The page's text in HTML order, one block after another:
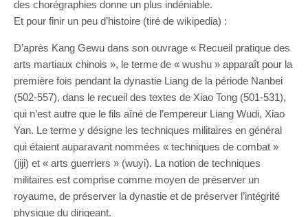
des chorégraphies donne un plus indéniable.
Et pour finir un peu d’histoire (tiré de wikipedia) :
D’après Kang Gewu dans son ouvrage « Recueil pratique des
arts martiaux chinois », le terme de « wushu » apparaît pour la
première fois pendant la dynastie Liang de la période Nanbei
(502-557), dans le recueil des textes de Xiao Tong (501-531),
qui n’est autre que le fils aîné de l’empereur Liang Wudi, Xiao
Yan. Le terme y désigne les techniques militaires en général
qui étaient auparavant nommées « techniques de combat »
(jiji) et « arts guerriers » (wuyi). La notion de techniques
militaires est comprise comme moyen de préserver un
royaume, de préserver la dynastie et de préserver l’intégrité
physique du dirigeant.